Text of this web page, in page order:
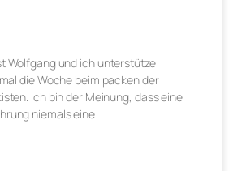
Wolfgang und ich unterstütze
die Woche beim packen der
Ich bin der Meinung, dass eine
niemals eine